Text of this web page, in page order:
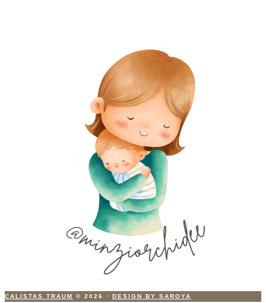
CALISTAS TRAUM © 2026 · DESIGN BY SAROYA